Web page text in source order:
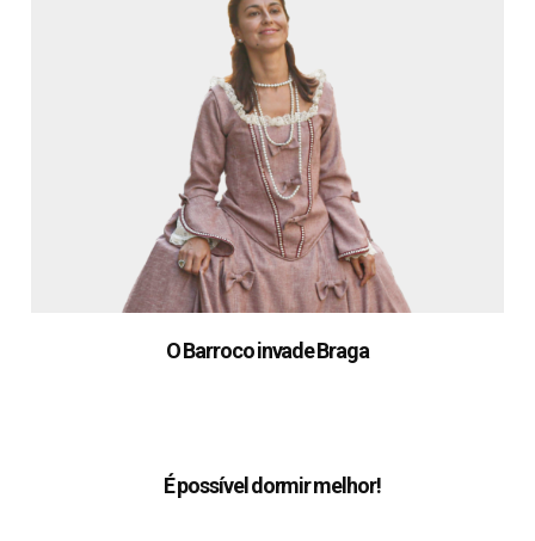
O Barroco invade Braga
É possível dormir melhor!